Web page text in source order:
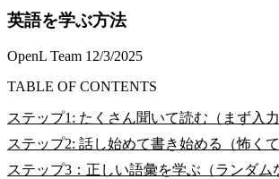
英語を学ぶ方法
OpenL Team 12/3/2025
TABLE OF CONTENTS
ステップ1: たくさん聞いて読む（まず入力
ステップ2: 話し始めて書き始める（怖くて
ステップ3：正しい語彙を学ぶ（ランダム